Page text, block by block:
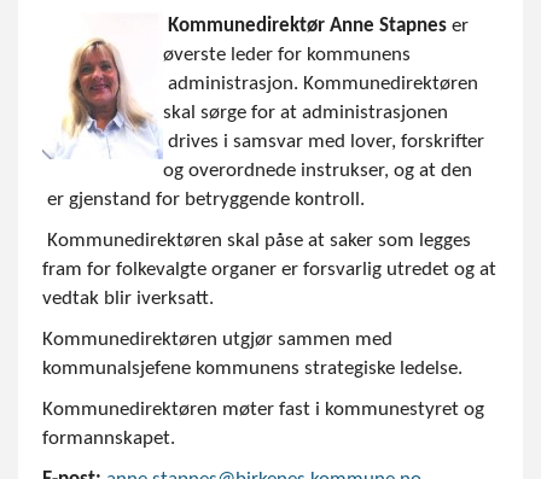
Kommunedirektør Anne Stapnes er
øverste leder for kommunens
administrasjon. Kommunedirektøren
skal sørge for at administrasjonen
drives i samsvar med lover, forskrifter
og overordnede instrukser, og at den
er gjenstand for betryggende kontroll.
Kommunedirektøren skal påse at saker som legges
fram for folkevalgte organer er forsvarlig utredet og at
vedtak blir iverksatt.
Kommunedirektøren utgjør sammen med
kommunalsjefene kommunens strategiske ledelse.
Kommunedirektøren møter fast i kommunestyret og
formannskapet.